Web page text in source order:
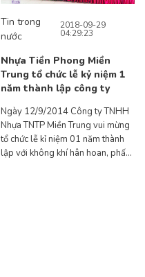
Tin trong
nước
2018-09-29
04:29:23
Nhựa Tiền Phong Miền
Trung tổ chức lễ kỷ niệm 1
năm thành lập công ty
Ngày 12/9/2014 Công ty TNHH
Nhựa TNTP Miền Trung vui mừng
tổ chức lễ kỉ niệm 01 năm thành
lập với không khí hân hoan, phấn